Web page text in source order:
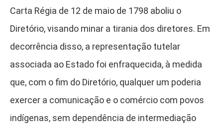
Carta Régia de 12 de maio de 1798 aboliu o
Diretório, visando minar a tirania dos diretores. Em
decorrência disso, a representação tutelar
associada ao Estado foi enfraquecida, à medida
que, com o fim do Diretório, qualquer um poderia
exercer a comunicação e o comércio com povos
indígenas, sem dependência de intermediação